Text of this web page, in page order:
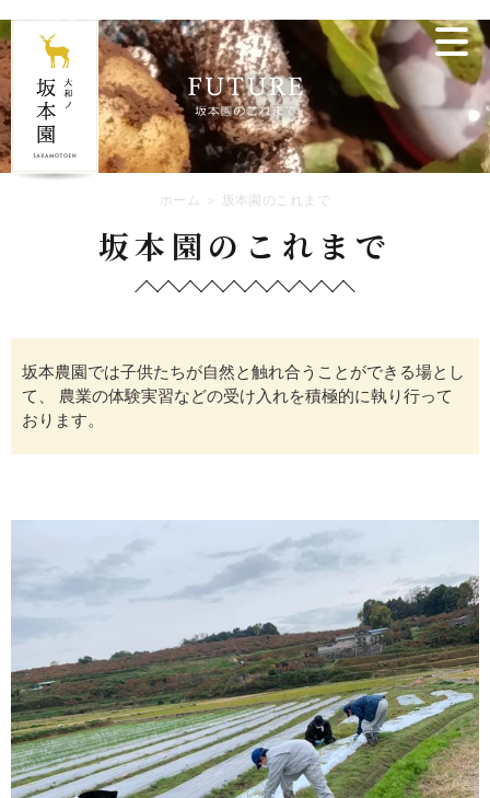
ホーム ＞ 坂本園のこれまで
坂本園のこれまで
坂本農園では子供たちが自然と触れ合うことができる場とし
て、
農業の体験実習などの受け入れを積極的に執り行って
おります。